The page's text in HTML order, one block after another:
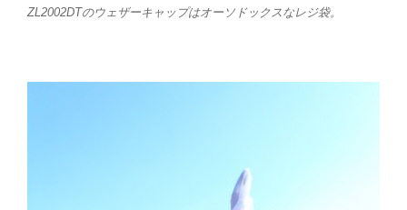
ZL2002DTのウェザーキャップはオーソドックスなレジ袋。